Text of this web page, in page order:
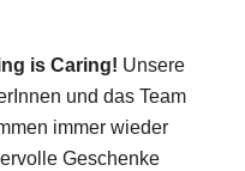
is Caring! Unsere
und das Team
immer wieder
Geschenke